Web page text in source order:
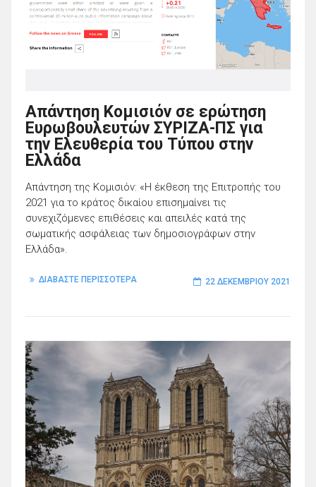
Απάντηση Κομισιόν σε ερώτηση
Ευρωβουλευτών ΣΥΡΙΖΑ-ΠΣ για
την Ελευθερία του Τύπου στην
Ελλάδα
Απάντηση της Κομισιόν: «Η έκθεση της Επιτροπής του
2021 για το κράτος δικαίου επισημαίνει τις
συνεχιζόμενες επιθέσεις και απειλές κατά της
σωματικής ασφάλειας των δημοσιογράφων στην
Ελλάδα».
ΔΙΑΒΑΣΤΕ ΠΕΡΙΣΣΟΤΕΡΑ 22 ΔΕΚΕΜΒΡΊΟΥ 2021